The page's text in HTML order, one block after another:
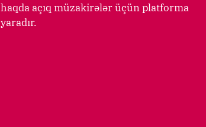
haqda açıq müzakirələr üçün platforma
yaradır.